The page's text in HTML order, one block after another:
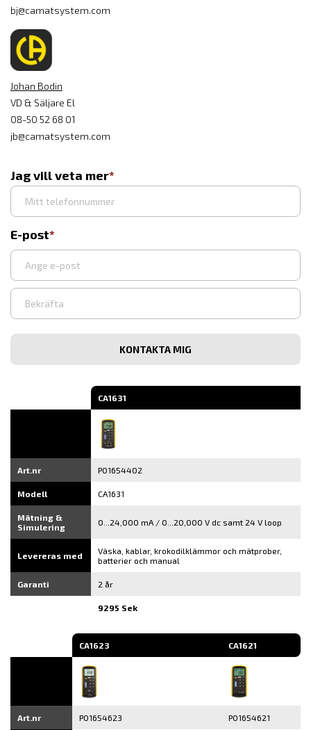
bj@camatsystem.com
Johan Bodin
VD & Säljare El
08-50 52 68 01
jb@camatsystem.com
Jag vill veta mer
E-post
Ange
e-
Bekräfta
post
CA1631
Art.nr P01654402
Modell CA1631
Mätning &
Simulering
0...24,000 mA / 0...20,000 V dc samt 24 V loop
Levereras med
Väska, kablar, krokodilklämmor och mätprober,
batterier och manual
Garanti 2 år
9295 Sek
CA1623 CA1621
Art.nr P01654623 P01654621